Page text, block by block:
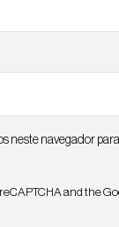
neste navegador
and the